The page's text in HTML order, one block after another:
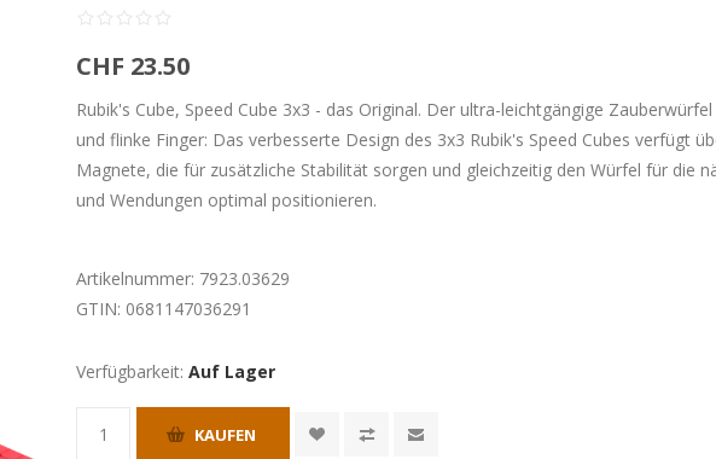
CHF 23.50
Rubik's Cube, Speed Cube 3x3 - das Original. Der ultra-leichtgängige
und flinke Finger: Das verbesserte Design des 3x3 Rubik's Speed Cubes verfügt
Magnete, die für zusätzliche Stabilität sorgen und gleichzeitig den Würfel für die
und Wendungen optimal positionieren.
Artikelnummer: 7923.03629
GTIN: 0681147036291
Verfügbarkeit: Auf Lager
KAUFEN